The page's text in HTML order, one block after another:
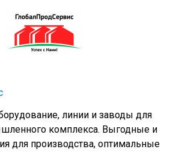
линии и заводы для
комплекса. Выгодные и
для производства, оптимальные